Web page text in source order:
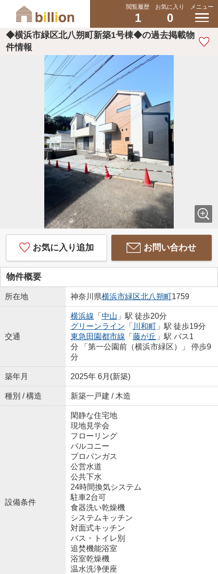
閲覧履歴
1
お気に入り
0
メニュー
◆横浜市緑区北八朔町新築1号棟◆の過去掲載物
件情報
お気に入り追加 お問い合わせ
物件概要
所在地 神奈川県横浜市緑区北八朔町1759
交通
横浜線 「 中山 」駅 徒歩20分
グリーンライン 「 川和町」駅 徒歩19分
東急田園都市線 「 藤が丘 」駅 バス1
分 「第一公園前（横浜市緑区）」 停歩9
分
築年月 2025年 6月(新築)
種別 / 構造 新築一戸建 / 木造
設備条件
閑静な住宅地
現地見学会
フローリング
バルコニー
プロパンガス
公営水道
公共下水
24時間換気システム
駐車2台可
食器洗い乾燥機
システムキッチン
対面式キッチン
バス・トイレ別
追焚機能浴室
浴室乾燥機
温水洗浄便座